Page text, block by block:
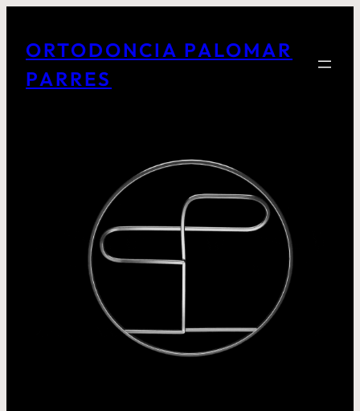
ORTODONCIA PALOMAR
PARRES